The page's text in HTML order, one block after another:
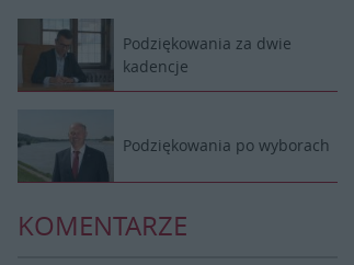
Podziękowania za dwie
kadencje
Podziękowania po wyborach
KOMENTARZE